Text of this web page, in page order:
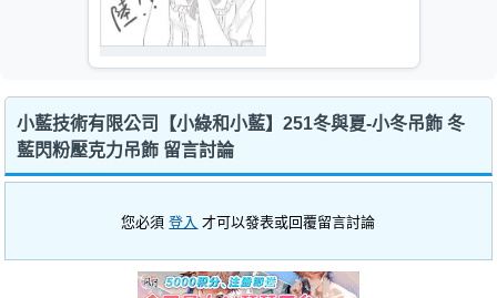
小藍技術有限公司【小綠和小藍】251冬與夏-小冬吊飾 冬
藍閃粉壓克力吊飾 留言討論
您必須登入 才可以發表或回覆留言討論